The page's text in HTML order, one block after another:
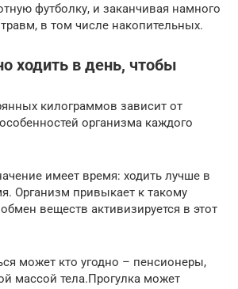
футболку, и заканчивая намного
в том числе накопительных.
ходить в день, чтобы
килограммов зависит от
организма каждого
имеет время: ходить лучше в
Организм привыкает к такому
веществ активизируется в этот
может кто угодно – пенсионеры,
массой тела.Прогулка может